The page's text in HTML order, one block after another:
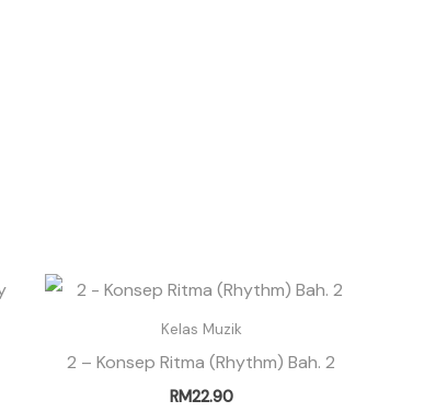
Kelas Muzik
2 – Konsep Ritma (Rhythm) Bah. 2
RM22.90